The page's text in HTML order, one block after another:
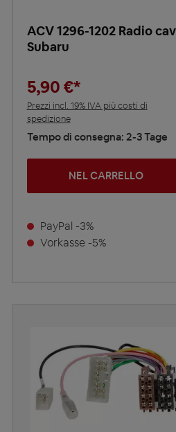
ACV 1296-1202 Radio
Subaru
5,90 €*
Prezzi incl. 19% IVA più costi di
spedizione
Tempo di consegna: 2-3 Tage
NEL CARRELLO
PayPal -3%
Vorkasse -5%